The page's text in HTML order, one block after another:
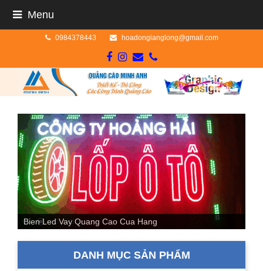
Menu
0984378443 hoadongianglong@gmail.com
Facebook
Instagram
EmailPhone
DANH MỤC SẢN PHẨM
Bien Alu Gan Chu Noi